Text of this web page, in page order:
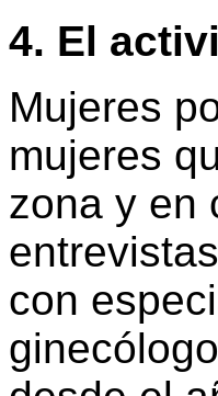
4. El
Mujeres
mujeres
zona y en
con